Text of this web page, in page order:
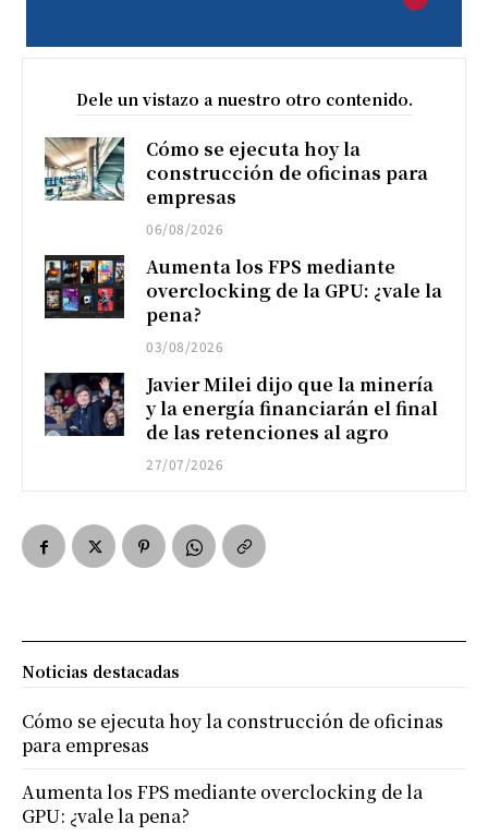
Dele un vistazo a nuestro otro contenido.
Cómo se ejecuta hoy la
construcción de oficinas para
empresas
06/08/2026
Aumenta los FPS mediante
overclocking de la GPU: ¿vale la
pena?
03/08/2026
Javier Milei dijo que la minería
y la energía financiarán el final
de las retenciones al agro
27/07/2026
Noticias destacadas
Cómo se ejecuta hoy la construcción de oficinas
para empresas
Aumenta los FPS mediante overclocking de la
GPU: ¿vale la pena?